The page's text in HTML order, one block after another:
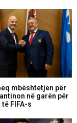
mbështetjen për
në garën për
FIFA-s